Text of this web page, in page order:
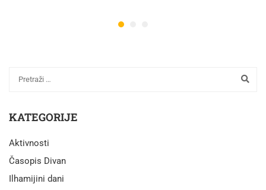
KATEGORIJE
Aktivnosti
Časopis Divan
Ilhamijini dani